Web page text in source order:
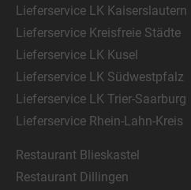
Lieferservice LK Kaiserslautern
Lieferservice Kreisfreie Städte
Lieferservice LK Kusel
Lieferservice LK Südwestpfalz
Lieferservice LK Trier-Saarburg
Lieferservice Rhein-Lahn-Kreis
Restaurant Blieskastel
Restaurant Dillingen